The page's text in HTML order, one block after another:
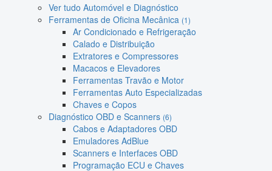
Ver tudo Automóvel e Diagnóstico
Ferramentas de Oficina Mecânica (1)
Ar Condicionado e Refrigeração
Calado e Distribuição
Extratores e Compressores
Macacos e Elevadores
Ferramentas Travão e Motor
Ferramentas Auto Especializadas
Chaves e Copos
Diagnóstico OBD e Scanners (6)
Cabos e Adaptadores OBD
Emuladores AdBlue
Scanners e Interfaces OBD
Programação ECU e Chaves